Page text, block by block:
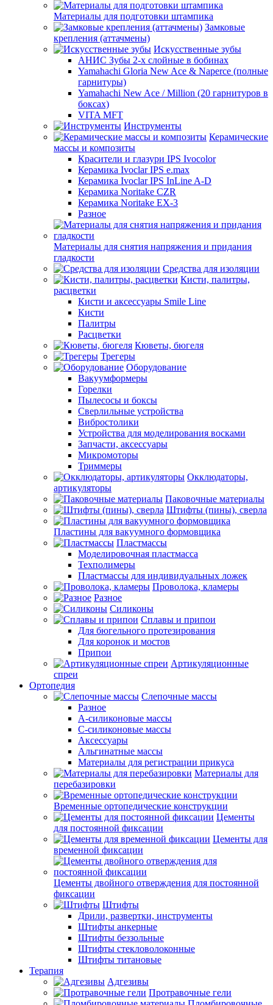
Материалы для подготовки штампика
Замковые
крепления (аттачмены)
Искусственные зубы
АНИС Зубы 2-х слойные в бобинах
Yamahachi Gloria New Ace & Naperce (полные
гарнитуры)
Yamahachi New Ace / Million (20 гарнитуров в
боксах)
VITA MFT
Инструменты
Керамические
массы и композиты
Красители и глазури IPS Ivocolor
Керамика Ivoclar IPS e.max
Керамика Ivoclar IPS InLine A-D
Керамика Noritake CZR
Керамика Noritake EX-3
Разное
Материалы для снятия напряжения и придания
гладкости
Средства для изоляции
Кисти, палитры,
расцветки
Кисти и аксессуары Smile Line
Кисти
Палитры
Расцветки
Кюветы, бюгеля
Трегеры
Оборудование
Вакуумформеры
Горелки
Пылесосы и боксы
Сверлильные устройства
Вибростолики
Устройства для моделирования восками
Запчасти, аксессуары
Микромоторы
Триммеры
Окклюдаторы,
артикуляторы
Паковочные материалы
Штифты (пины), сверла
Пластины для вакуумного формовщика
Пластмассы
Моделировочная пластмасса
Техполимеры
Пластмассы для индивидуальных ложек
Проволока, кламеры
Разное
Силиконы
Сплавы и припои
Для бюгельного протезирования
Для коронок и мостов
Припои
Артикуляционные
спреи
Ортопедия
Слепочные массы
Разное
А-силиконовые массы
С-силиконовые массы
Аксессуары
Альгинатные массы
Материалы для регистрации прикуса
Материалы для
перебазировки
Временные ортопедические конструкции
Цементы
для постоянной фиксации
Цементы для
временной фиксации
Цементы двойного отверждения для постоянной
фиксации
Штифты
Дрили, развертки, инструменты
Штифты анкерные
Штифты беззольные
Штифты стекловолоконные
Штифты титановые
Терапия
Адгезивы
Протравочные гели